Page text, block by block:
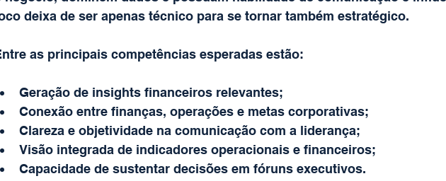
deixa de ser apenas técnico para se tornar também estratégico.
as principais competências esperadas estão:
Geração de insights financeiros relevantes;
Conexão entre finanças, operações e metas corporativas;
Clareza e objetividade na comunicação com a liderança;
Visão integrada de indicadores operacionais e financeiros;
Capacidade de sustentar decisões em fóruns executivos.